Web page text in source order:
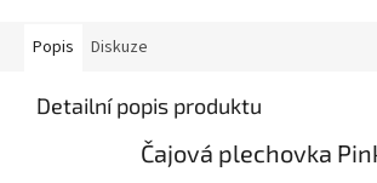
Popis Diskuze
Detailní popis produktu
Čajová plechovka